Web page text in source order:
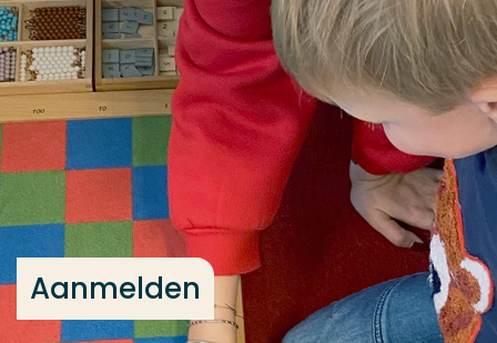
Ga direct naar de content
... > Aanmelden
Aanmelden
Veel gezocht
Opleiding
Contact